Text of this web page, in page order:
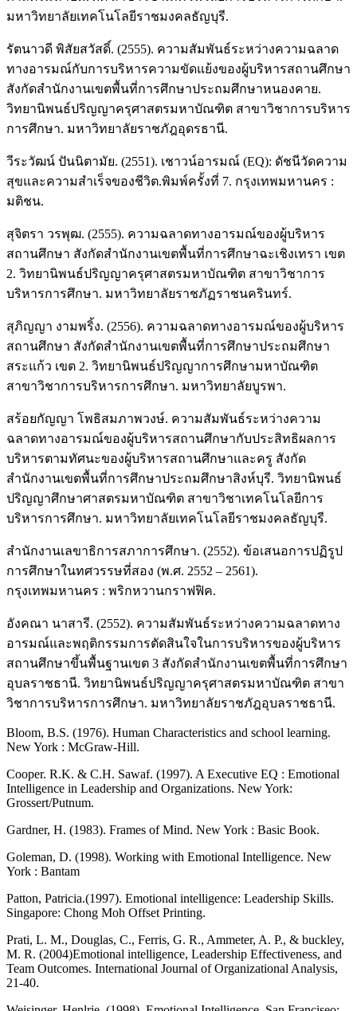
มหาวิทยาลัยเทคโนโลยีราชมงคลธัญบุรี.
รัตนาวดี พิสัยสวัสดิ์. (2555). ความสัมพันธ์ระหว่างความฉลาด
ทางอารมณ์กับการบริหารความขัดแย้งของผู้บริหารสถานศึกษา
สังกัดสำนักงานเขตพื้นที่การศึกษาประถมศึกษาหนองคาย.
วิทยานิพนธ์ปริญญาครุศาสตรมหาบัณฑิต สาขาวิชาการบริหาร
การศึกษา. มหาวิทยาลัยราชภัฎอุดรธานี.
วีระวัฒน์ ปันนิตามัย. (2551). เชาวน์อารมณ์ (EQ): ดัชนีวัดความ
สุขและความสำเร็จของชีวิต.พิมพ์ครั้งที่ 7. กรุงเทพมหานคร :
มติชน.
สุจิตรา วรพุฒ. (2555). ความฉลาดทางอารมณ์ของผู้บริหาร
สถานศึกษา สังกัดสำนักงานเขตพื้นที่การศึกษาฉะเชิงเทรา เขต
2. วิทยานิพนธ์ปริญญาครุศาสตรมหาบัณฑิต สาขาวิชาการ
บริหารการศึกษา. มหาวิทยาลัยราชภัฏราชนครินทร์.
สุภิญญา งามพริ้ง. (2556). ความฉลาดทางอารมณ์ของผู้บริหาร
สถานศึกษา สังกัดสำนักงานเขตพื้นที่การศึกษาประถมศึกษา
สระแก้ว เขต 2. วิทยานิพนธ์ปริญญาการศึกษามหาบัณฑิต
สาขาวิชาการบริหารการศึกษา. มหาวิทยาลัยบูรพา.
สร้อยกัญญา โพธิสมภาพวงษ์. ความสัมพันธ์ระหว่างความ
ฉลาดทางอารมณ์ของผู้บริหารสถานศึกษากับประสิทธิผลการ
บริหารตามทัศนะของผู้บริหารสถานศึกษาและครู สังกัด
สำนักงานเขตพื้นที่การศึกษาประถมศึกษาสิงห์บุรี. วิทยานิพนธ์
ปริญญาศึกษาศาสตรมหาบัณฑิต สาขาวิชาเทคโนโลยีการ
บริหารการศึกษา. มหาวิทยาลัยเทคโนโลยีราชมงคลธัญบุรี.
สำนักงานเลขาธิการสภาการศึกษา. (2552). ข้อเสนอการปฏิรูป
การศึกษาในทศวรรษที่สอง (พ.ศ. 2552 – 2561).
กรุงเทพมหานคร : พริกหวานกราฟฟิค.
อังคณา นาสารี. (2552). ความสัมพันธ์ระหว่างความฉลาดทาง
อารมณ์และพฤติกรรมการตัดสินใจในการบริหารของผู้บริหาร
สถานศึกษาขึ้นพื้นฐานเขต 3 สังกัดสำนักงานเขตพื้นที่การศึกษา
อุบลราชธานี. วิทยานิพนธ์ปริญญาครุศาสตรมหาบัณฑิต สาขา
วิชาการบริหารการศึกษา. มหาวิทยาลัยราชภัฎอุบลราชธานี.
Bloom, B.S. (1976). Human Characteristics and school learning.
New York : McGraw-Hill.
Cooper. R.K. & C.H. Sawaf. (1997). A Executive EQ : Emotional
Intelligence in Leadership and Organizations. New York:
Grossert/Putnum.
Gardner, H. (1983). Frames of Mind. New York : Basic Book.
Goleman, D. (1998). Working with Emotional Intelligence. New
York : Bantam
Patton, Patricia.(1997). Emotional intelligence: Leadership Skills.
Singapore: Chong Moh Offset Printing.
Prati, L. M., Douglas, C., Ferris, G. R., Ammeter, A. P., & buckley,
M. R. (2004)Emotional intelligence, Leadership Effectiveness, and
Team Outcomes. International Journal of Organizational Analysis,
21-40.